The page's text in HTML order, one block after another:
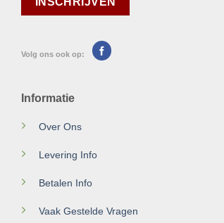
Volg ons ook op:
Informatie
Over Ons
Levering Info
Betalen Info
Vaak Gestelde Vragen